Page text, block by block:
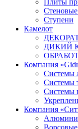
Плиты
Ступени
Камелот
ДИКИЙ
Компания
Системы
Системы
Системы
Компания